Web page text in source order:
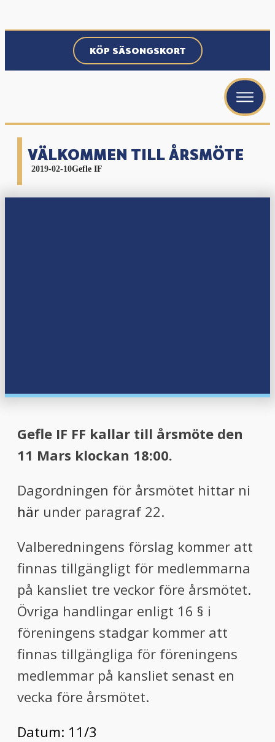
KÖP SÄSONGSKORT
VÄLKOMMEN TILL ÅRSMÖTE
2019-02-10Gefle IF
Gefle IF FF kallar till årsmöte den
11 Mars klockan 18:00.
Dagordningen för årsmötet hittar ni
här under paragraf 22.
Valberedningens förslag kommer att
finnas tillgängligt för medlemmarna
på kansliet tre veckor före årsmötet.
Övriga handlingar enligt 16 § i
föreningens stadgar kommer att
finnas tillgängliga för föreningens
medlemmar på kansliet senast en
vecka före årsmötet.
Datum: 11/3